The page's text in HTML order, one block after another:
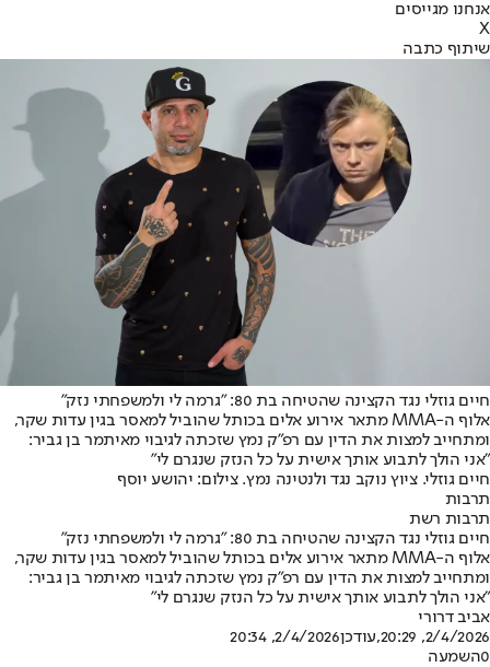
אנחנו מגייסים
X
שיתוף כתבה
חיים גוזלי נגד הקצינה שהטיחה בת 80: "גרמה לי ולמשפחתי נזק"
אלוף ה-MMA מתאר אירוע אלים בכותל שהוביל למאסר בגין עדות שקר,
ומתחייב למצות את הדין עם רפ"ק נמץ שזכתה לגיבוי מאיתמר בן גביר:
"אני הולך לתבוע אותך אישית על כל הנזק שנגרם לי"
חיים גוזלי. ציוץ נוקב נגד ולנטינה נמץ. צילום: יהושע יוסף
תרבות
תרבות רשת
חיים גוזלי נגד הקצינה שהטיחה בת 80: "גרמה לי ולמשפחתי נזק"
אלוף ה-MMA מתאר אירוע אלים בכותל שהוביל למאסר בגין עדות שקר,
ומתחייב למצות את הדין עם רפ"ק נמץ שזכתה לגיבוי מאיתמר בן גביר:
"אני הולך לתבוע אותך אישית על כל הנזק שנגרם לי"
אביב דרורי
2/4/2026, 20:29
,עודכן2/4/2026, 20:34
0השמעה